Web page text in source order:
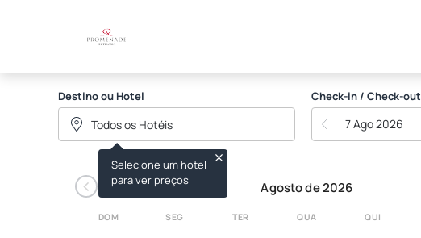
PROMENADE APART HOTEIS
Destino ou Hotel
Selecione um hotel
para ver preços
Check-in / Check-out
7 Ago 2026
‹ Agosto de 2026
DOM SEG TER QUA QUI